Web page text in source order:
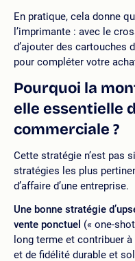
En pratique, cela donne
l’imprimante : avec le
d’ajouter des cartouches
pour compléter votre
Pourquoi la
elle essentielle
commerciale ?
Cette stratégie n’est pas
stratégies les plus
d’affaire d’une entreprise.
Une bonne stratégie
vente ponctuel (« one-
long terme et contribuer
et de fidélité durable et